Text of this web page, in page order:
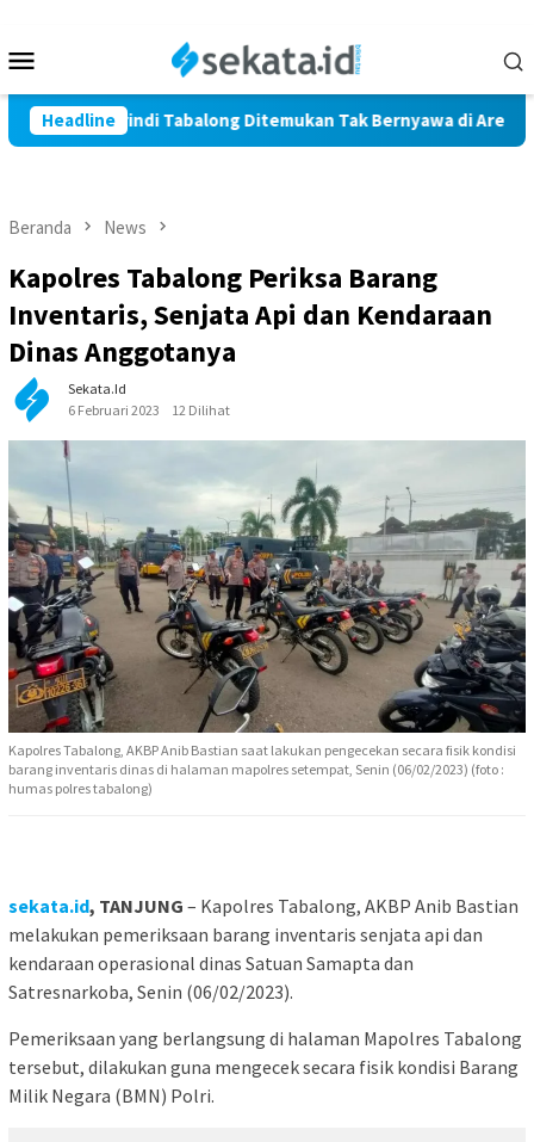
konten
Mobile
Headline
Warga Marindi Tabalong Ditemukan Tak Bernyawa di Area
Beranda News
Kapolres Tabalong Periksa Barang
Inventaris, Senjata Api dan Kendaraan
Dinas Anggotanya
Sekata.id
6 Februari 2023
12 Dilihat
Kapolres Tabalong, AKBP Anib Bastian saat lakukan pengecekan secara fisik kondisi
barang inventaris dinas di halaman mapolres setempat, Senin (06/02/2023) (foto :
humas polres tabalong)
sekata.id, TANJUNG – Kapolres Tabalong, AKBP Anib Bastian
melakukan pemeriksaan barang inventaris senjata api dan
kendaraan operasional dinas Satuan Samapta dan
Satresnarkoba, Senin (06/02/2023).
Pemeriksaan yang berlangsung di halaman Mapolres Tabalong
tersebut, dilakukan guna mengecek secara fisik kondisi Barang
Milik Negara (BMN) Polri.